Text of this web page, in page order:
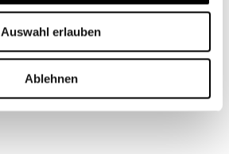
Auswahl erlauben
Ablehnen